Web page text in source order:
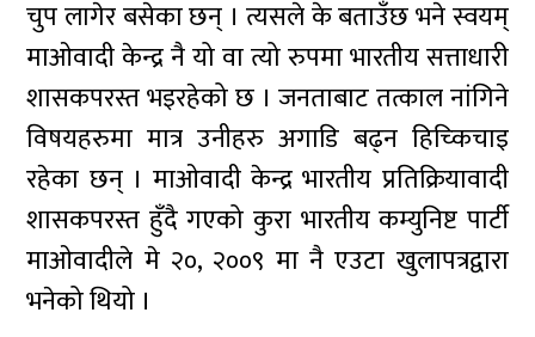
चुप लागेर बसेका छन् । त्यसले के बताउँछ भने स्वयम्
माओवादी केन्द्र नै यो वा त्यो रुपमा भारतीय सत्ताधारी
शासकपरस्त भइरहेको छ । जनताबाट तत्काल नांगिने
विषयहरुमा मात्र उनीहरु अगाडि बढ्न हिच्किचाइ
रहेका छन् । माओवादी केन्द्र भारतीय प्रतिक्रियावादी
शासकपरस्त हुँदै गएको कुरा भारतीय कम्युनिष्ट पार्टी
माओवादीले मे २०, २००९ मा नै एउटा खुलापत्रद्वारा
भनेको थियो ।